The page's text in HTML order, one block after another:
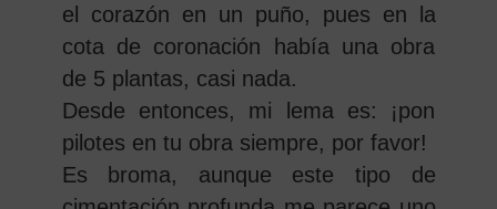
el corazón en un puño, pues en la
cota de coronación había una obra
de 5 plantas, casi nada.
Desde entonces, mi lema es: ¡pon
pilotes en tu obra siempre, por favor!
Es broma, aunque este tipo de